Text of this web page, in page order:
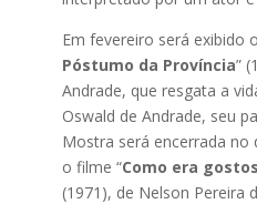
Em fevereiro será exibido
Póstumo da Província”
Andrade, que resgata a
Oswald de Andrade, seu
Mostra será encerrada no
o filme “Como era
(1971), de Nelson Pereira